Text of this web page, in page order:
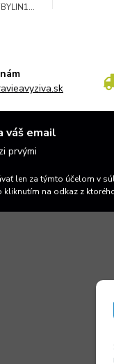
váš email
prvými
len za týmto účelom v
na odkaz z